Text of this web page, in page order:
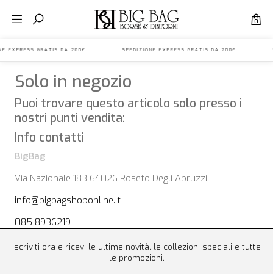
0
EXPRESS GRATIS DA 200€ SPEDIZIONE EXPRESS GRATIS DA
Solo in negozio
Puoi trovare questo articolo solo presso i
nostri punti vendita:
Info contatti
BigBag
Via Nazionale 183 64026 Roseto Degli Abruzzi
info@bigbagshoponline.it
085 8936219
Iscriviti ora e ricevi le ultime novità, le collezioni speciali e tutte
le promozioni.